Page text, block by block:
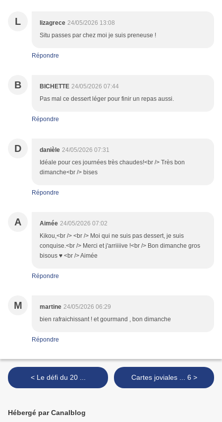
L lizagrece 24/05/2026 13:08
Situ passes par chez moi je suis preneuse !
Répondre
B BICHETTE 24/05/2026 07:44
Pas mal ce dessert léger pour finir un repas aussi.
Répondre
D danièle 24/05/2026 07:31
Idéale pour ces journées très chaudes!<br /> Très bon
dimanche<br /> bises
Répondre
A Aimée 24/05/2026 07:02
Kikou,<br /> <br /> Moi qui ne suis pas dessert, je suis
conquise.<br /> Merci et j'arriiiive !<br /> Bon dimanche gros
bisous ♥ <br /> Aimée
Répondre
M martine 24/05/2026 06:29
bien rafraichissant ! et gourmand , bon dimanche
Répondre
< Le défi du 20 ... Cartes joviales ... 6 >
Hébergé par Canalblog